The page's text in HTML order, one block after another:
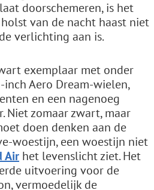
doorschemeren, is het
van de nacht haast niet
verlichting aan is.
exemplaar met onder
Aero Dream-wielen,
en een nagenoeg
Niet zomaar zwart, maar
doen denken aan de
woestijn, een woestijn niet
Air het levenslicht ziet. Het
uitvoering voor de
vermoedelijk de